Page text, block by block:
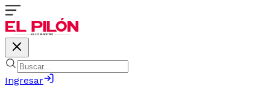
Ingresar